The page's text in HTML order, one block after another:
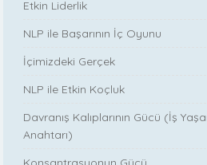
Etkin Liderlik
NLP ile Başarının İç Oyunu
İçimizdeki Gerçek
NLP ile Etkin Koçluk
Davranış Kalıplarının Gücü (İş
Anahtarı)